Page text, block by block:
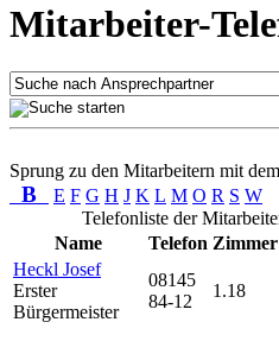
Mitarbeiter-
Sprung zu den Mitarbeitern mit
B E F G H J K L M O R S W
Telefonliste der
Name
Telefon Zimmer
Heckl Josef
Erster
Bürgermeister
08145
84-12
1.18